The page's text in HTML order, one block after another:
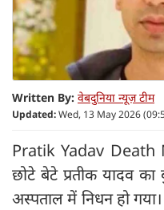
Written By: वेबदुनिया न्यूज़ टीम
Updated:Wed, 13 May 2026
Pratik Yadav Death
छोटे बेटे प्रतीक यादव
अस्पताल में निधन हो